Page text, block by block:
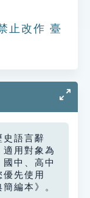
止改作 臺
史語言辭
用對象為
中、高中
優先使用
編本》。